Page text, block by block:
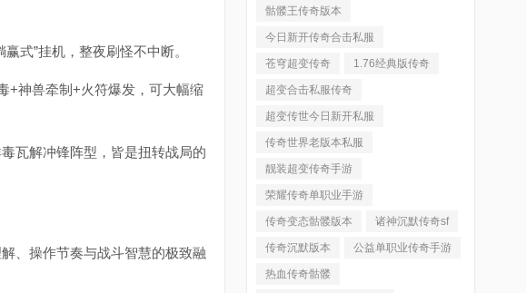
式”挂机，整夜刷怪不中断。
神兽牵制+火符爆发，可大幅缩
瓦解冲锋阵型，皆是扭转战局的
、操作节奏与战斗智慧的极致融
骷髅王传奇版本
今日新开传奇合击私服
苍穹超变传奇 1.76经典版传奇
超变合击私服传奇
超变传世今日新开私服
传奇世界老版本私服
靓装超变传奇手游
荣耀传奇单职业手游
传奇变态骷髅版本 诸神沉默传奇sf
传奇沉默版本 公益单职业传奇手游
热血传奇骷髅